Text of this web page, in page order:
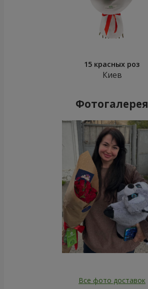
15 красных роз
Киев
Фотогалерея
Все фото доставок